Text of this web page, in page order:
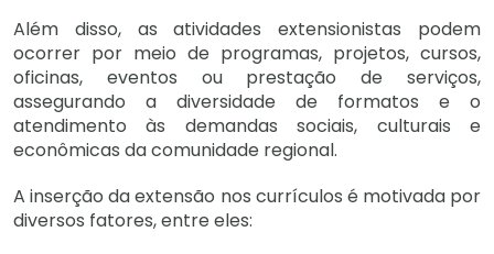
Além disso, as atividades extensionistas podem
ocorrer por meio de programas, projetos, cursos,
oficinas, eventos ou prestação de serviços,
assegurando a diversidade de formatos e o
atendimento às demandas sociais, culturais e
econômicas da comunidade regional.
A inserção da extensão nos currículos é motivada por
diversos fatores, entre eles: